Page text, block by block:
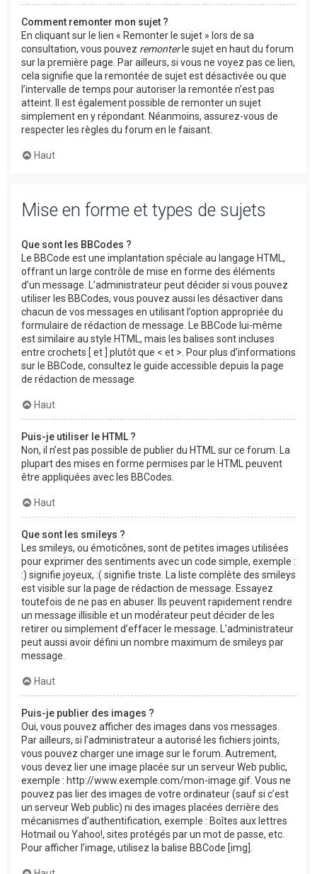
Comment remonter mon sujet ?
En cliquant sur le lien « Remonter le sujet » lors de sa
consultation, vous pouvez remonterle sujet en haut du forum
sur la première page. Par ailleurs, si vous ne voyez pas ce lien,
cela signifie que la remontée de sujet est désactivée ou que
l’intervalle de temps pour autoriser la remontée n’est pas
atteint. Il est également possible de remonter un sujet
simplement en y répondant. Néanmoins, assurez-vous de
respecter les règles du forum en le faisant.
Haut
Mise en forme et types de sujets
Que sont les BBCodes ?
Le BBCode est une implantation spéciale au langage HTML,
offrant un large contrôle de mise en forme des éléments
d’un message. L’administrateur peut décider si vous pouvez
utiliser les BBCodes, vous pouvez aussi les désactiver dans
chacun de vos messages en utilisant l’option appropriée du
formulaire de rédaction de message. Le BBCode lui-même
est similaire au style HTML, mais les balises sont incluses
entre crochets [ et ] plutôt que < et >. Pour plus d’informations
sur le BBCode, consultez le guide accessible depuis la page
de rédaction de message.
Haut
Puis-je utiliser le HTML ?
Non, il n’est pas possible de publier du HTML sur ce forum. La
plupart des mises en forme permises par le HTML peuvent
être appliquées avec les BBCodes.
Haut
Que sont les smileys ?
Les smileys, ou émoticônes, sont de petites images utilisées
pour exprimer des sentiments avec un code simple, exemple :
:) signifie joyeux, :( signifie triste. La liste complète des smileys
est visible sur la page de rédaction de message. Essayez
toutefois de ne pas en abuser. Ils peuvent rapidement rendre
un message illisible et un modérateur peut décider de les
retirer ou simplement d’effacer le message. L’administrateur
peut aussi avoir défini un nombre maximum de smileys par
message.
Haut
Puis-je publier des images ?
Oui, vous pouvez afficher des images dans vos messages.
Par ailleurs, si l’administrateur a autorisé les fichiers joints,
vous pouvez charger une image sur le forum. Autrement,
vous devez lier une image placée sur un serveur Web public,
exemple : http://www.exemple.com/mon-image.gif. Vous ne
pouvez pas lier des images de votre ordinateur (sauf si c’est
un serveur Web public) ni des images placées derrière des
mécanismes d’authentification, exemple : Boîtes aux lettres
Hotmail ou Yahoo!, sites protégés par un mot de passe, etc.
Pour afficher l’image, utilisez la balise BBCode [img].